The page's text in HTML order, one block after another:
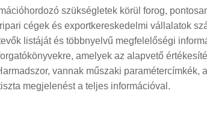
szükségletek körül forog,
cégek és exportkereskedelmi vállalatok
listáját és többnyelvű megfelelőségi
amelyek az alapvető
vannak műszaki
megjelenést a teljes információval.